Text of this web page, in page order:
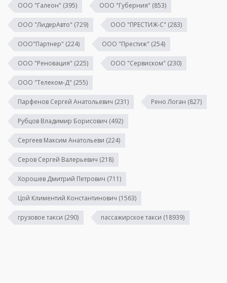
ООО "Галеон" (395) ООО "Губерния" (853)
ООО "ЛидерАвто" (729) ООО "ПРЕСТИЖ-С" (283)
ООО"Партнер" (224) ООО "Престиж" (254)
ООО "Реновация" (225) ООО "Сервиском" (230)
ООО "Телеком-Д" (255)
Парфенов Сергей Анатольевич (231) Рено Логан (827)
Рубцов Владимир Борисович (492)
Сергеев Максим Анатольеви (224)
Серов Сергей Валерьевич (218)
Хорошев Дмитрий Петрович (711)
Цой Климентий Константинович (1563)
грузовое такси (290) пассажирское такси (18939)